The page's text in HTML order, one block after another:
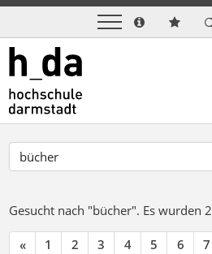
Gesucht nach "bücher". Es wurden
« 1 2 3 4 5 6 7